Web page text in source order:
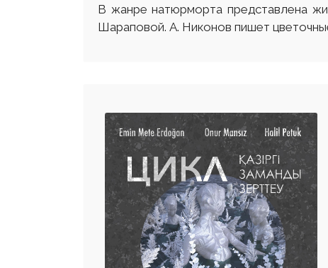
В жанре натюрморта
Шараповой. А. Никонов пишет